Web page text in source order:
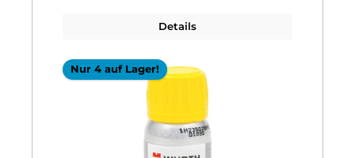
Details
Nur 4 auf Lager!